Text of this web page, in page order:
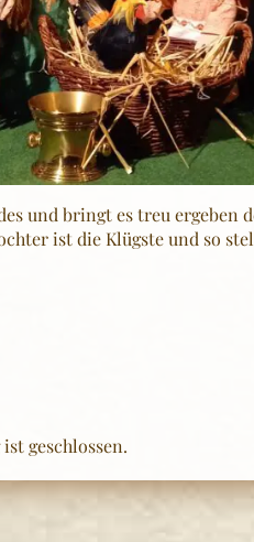
und bringt es treu ergeben
ist die Klügste und so
geschlossen.